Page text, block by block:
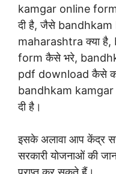
kamgar online form
दी है, जैसे
maharashtra क्या
form कैसे भरे,
pdf download कैसे
bandhkam kamgar
दी है।
इसके अलावा आप केंद्र
सरकारी योजनाओं की